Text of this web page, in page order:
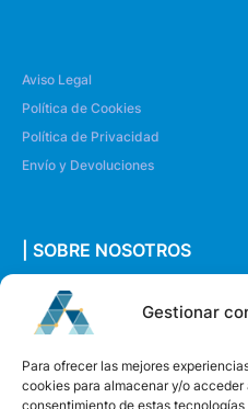
Gestionar
Para ofrecer las mejores
cookies para almacenar y/o
consentimiento de estas
Aviso Legal
Política de Cookies
Política de Privacidad
Envío y Devoluciones
| SOBRE NOSOTROS
Quiénes somos
Envíanos un mensaje